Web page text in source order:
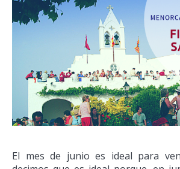
El mes de junio es ideal para